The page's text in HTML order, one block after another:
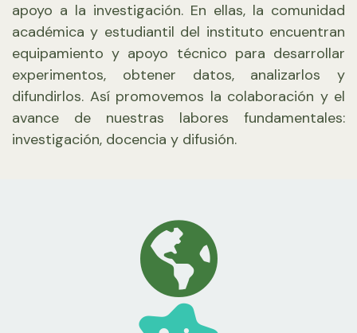
apoyo a la investigación. En ellas, la comunidad
académica y estudiantil del instituto encuentran
equipamiento y apoyo técnico para desarrollar
experimentos, obtener datos, analizarlos y
difundirlos. Así promovemos la colaboración y el
avance de nuestras labores fundamentales:
investigación, docencia y difusión.